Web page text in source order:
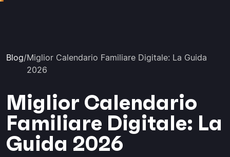
Blog/Miglior Calendario Familiare Digitale: La Guida
2026
Miglior Calendario
Familiare Digitale: La
Guida 2026